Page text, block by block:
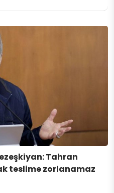
Tahran
teslime zorlanamaz